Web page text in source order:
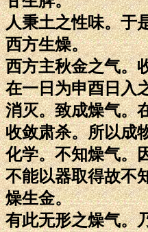
人秉土之性味。于
西方生燥。
西方主秋金之气。
在一日为申酉日入
消灭。致成燥气。
收敛肃杀。所以成
化学。不知燥气。
不能以器取得故不
燥生金。
有此无形之燥气。